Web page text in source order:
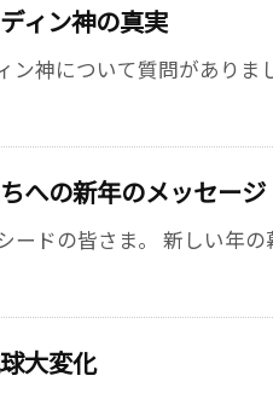
ィン神の真実
ン神について質問がありま
への新年のメッセージ
ードの皆さま。 新しい年
大変化